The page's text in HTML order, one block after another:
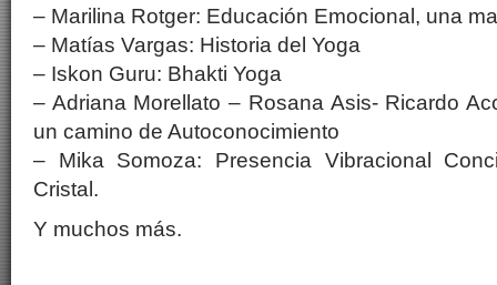
– Marilina Rotger: Educación Emocional, una
– Matías Vargas: Historia del Yoga
– Iskon Guru: Bhakti Yoga
– Adriana Morellato – Rosana Asis- Ricardo
un camino de Autoconocimiento
– Mika Somoza: Presencia Vibracional
Cristal.
Y muchos más.